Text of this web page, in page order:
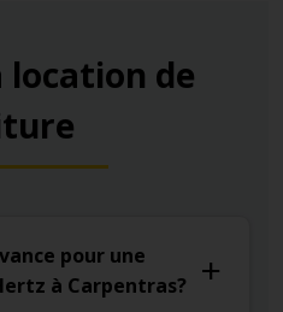
location de
pour une
à Carpentras?